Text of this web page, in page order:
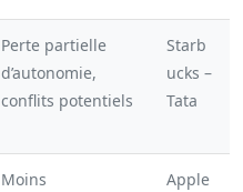
Perte partielle
d’autonomie,
conflits potentiels
Starb
ucks –
Tata
Moins
Apple